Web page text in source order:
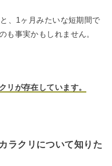
、1ヶ月みたいな短期間で
も事実かもしれません。
リが存在しています。
ラクリについて知りた